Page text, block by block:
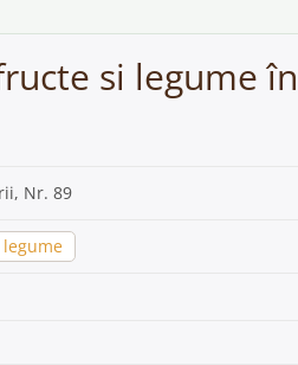
si legume
Nr. 89
legume